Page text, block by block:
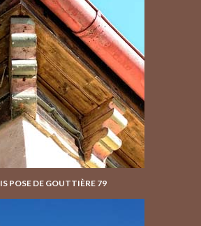
POSE DE GOUTTIÈRE 79